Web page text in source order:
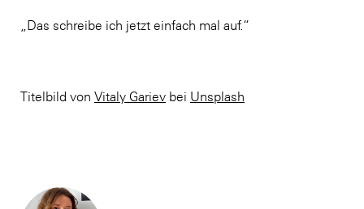
„Das schreibe ich jetzt einfach mal auf.“
Titelbild von Vitaly Gariev bei Unsplash